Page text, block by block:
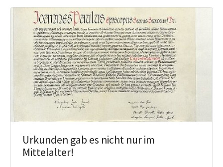
Urkunden gab es nicht nur im
Mittelalter!